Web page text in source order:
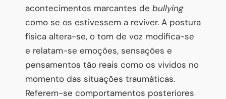
acontecimentos marcantes de bullying
como se os estivessem a reviver. A postura
física altera-se, o tom de voz modifica-se
e relatam-se emoções, sensações e
pensamentos tão reais como os vividos no
momento das situações traumáticas.
Referem-se comportamentos posteriores